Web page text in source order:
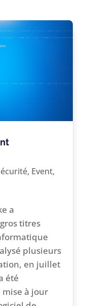
, Event,
a
titres
plusieurs
en juillet
été
à jour